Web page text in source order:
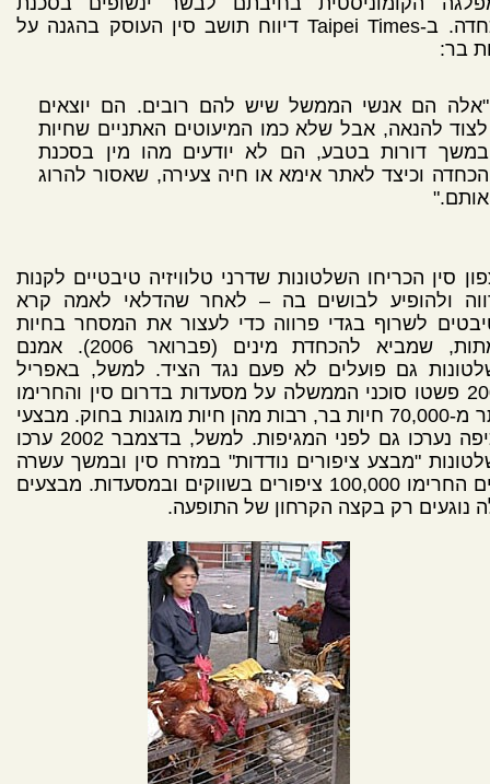
הכחדה. ב-Taipei Times דיווח תושב סין העוסק בהגנה על
בר:
"אלה הם אנשי הממשל שיש להם רובים. הם יוצאים
לצוד להנאה, אבל שלא כמו המיעוטים האתניים שחיות
במשך דורות בטבע, הם לא יודעים מהו מין בסכנת
הכחדה וכיצד לאתר אימא או חיה צעירה, שאסור להרוג
אותם."
סין הכריחו השלטונות שדרני טלוויזיה טיבטיים לקנות
ולהופיע לבושים בה – לאחר שהדלאי לאמה קרא
לשרוף בגדי פרווה כדי לעצור את המסחר בחיות
המתות, שמביא להכחדת מינים (פברואר 2006). אמנם
גם פועלים לא פעם נגד הציד. למשל, באפריל
2003 פשטו סוכני הממשלה על מסעדות בדרום סין והחרימו
יותר מ-70,000 חיות בר, רבות מהן חיות מוגנות בחוק. מבצעי
אכיפה נערכו גם לפני המגיפות. למשל, בדצמבר 2002 ערכו
"מבצע ציפורים נודדות" במזרח סין ובמשך עשרה
ימים החרימו 100,000 ציפורים בשווקים ובמסעדות. מבצעים
נוגעים רק בקצה הקרחון של התופעה.